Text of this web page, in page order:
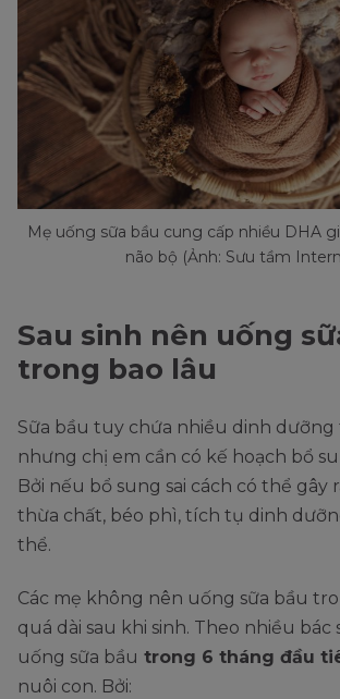
Mẹ uống sữa bầu cung cấp nhiều DHA
não bộ (Ảnh: Sưu tầm
Sau sinh nên uống
trong bao lâu
Sữa bầu tuy chứa nhiều dinh
nhưng chị em cần có kế hoạch bổ
Bởi nếu bổ sung sai cách có thể gây
thừa chất, béo phì, tích tụ dinh
thể.
Các mẹ không nên uống sữa bầu
quá dài sau khi sinh. Theo nhiều bác
uống sữa bầu trong 6 tháng đầu
nuôi con. Bởi: